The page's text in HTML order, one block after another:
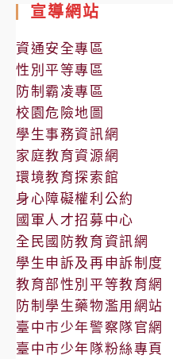
公
告
宣導網站
資通安全專區
性別平等專區
防制霸凌專區
校園危險地圖
學生事務資訊網
家庭教育資源網
環境教育探索館
身心障礙權利公約
國軍人才招募中心
全民國防教育資訊網
學生申訴及再申訴制度
教育部性別平等教育網
防制學生藥物濫用網站
臺中市少年警察隊官網
臺中市少年隊粉絲專頁